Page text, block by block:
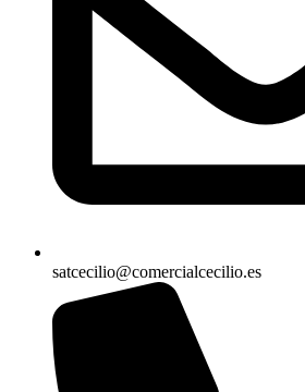
satcecilio@comercialcecilio.es